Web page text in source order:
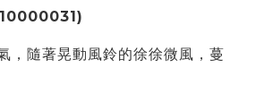
，隨著晃動風鈴的徐徐微風，蔓